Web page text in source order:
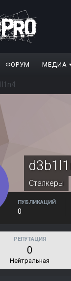
ФОРУМ МЕДИА
Сталкеры
ПУБЛИКАЦИЙ
0
РЕПУТАЦИЯ
0
Нейтральная